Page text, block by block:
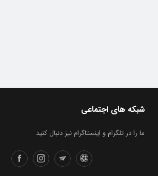
شبکه های اجتماعی
ما را در تلگرام و اینستاگرام نیز دنبال کنید